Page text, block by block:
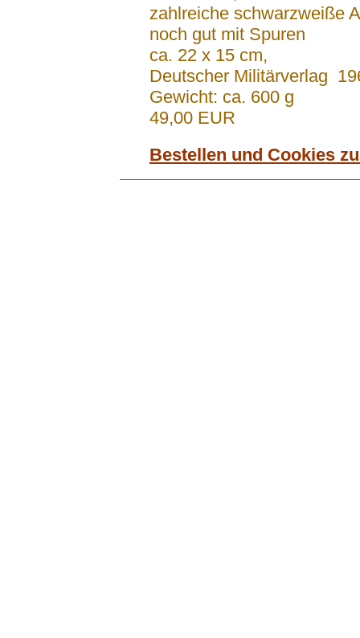
zahlreiche schwarzweiße
noch gut mit Spuren
ca. 22 x 15 cm,
Deutscher Militärverlag
Gewicht: ca. 600 g
49,00 EUR
Bestellen und Cookies